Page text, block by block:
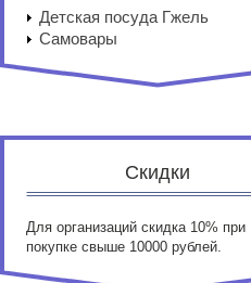
Детская посуда Гжель
Самовары
Скидки
Для организаций скидка 10% при
покупке свыше 10000 рублей.